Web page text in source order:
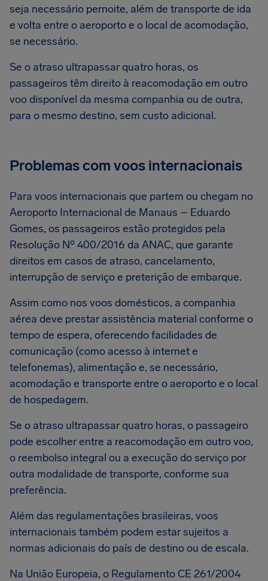
seja necessário pernoite, além de transporte de ida
e volta entre o aeroporto e o local de acomodação,
se necessário.
Se o atraso ultrapassar quatro horas, os
passageiros têm direito à reacomodação em outro
voo disponível da mesma companhia ou de outra,
para o mesmo destino, sem custo adicional.
Problemas com voos internacionais
Para voos internacionais que partem ou chegam no
Aeroporto Internacional de Manaus – Eduardo
Gomes, os passageiros estão protegidos pela
Resolução Nº 400/2016 da ANAC, que garante
direitos em casos de atraso, cancelamento,
interrupção de serviço e preterição de embarque.
Assim como nos voos domésticos, a companhia
aérea deve prestar assistência material conforme o
tempo de espera, oferecendo facilidades de
comunicação (como acesso à internet e
telefonemas), alimentação e, se necessário,
acomodação e transporte entre o aeroporto e o local
de hospedagem.
Se o atraso ultrapassar quatro horas, o passageiro
pode escolher entre a reacomodação em outro voo,
o reembolso integral ou a execução do serviço por
outra modalidade de transporte, conforme sua
preferência.
Além das regulamentações brasileiras, voos
internacionais também podem estar sujeitos a
normas adicionais do país de destino ou de escala.
Na União Europeia, o Regulamento CE 261/2004